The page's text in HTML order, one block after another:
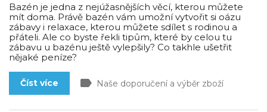
Bazén je jedna z nejúžasnějších věcí, kterou můžete
mít doma. Právě bazén vám umožní vytvořit si oázu
zábavy i relaxace, kterou můžete sdílet s rodinou a
přáteli. Ale co byste řekli tipům, které by celou tu
zábavu u bazénu ještě vylepšily? Co takhle ušetřit
nějaké peníze?
Číst více label Naše doporučení a výběr zboží